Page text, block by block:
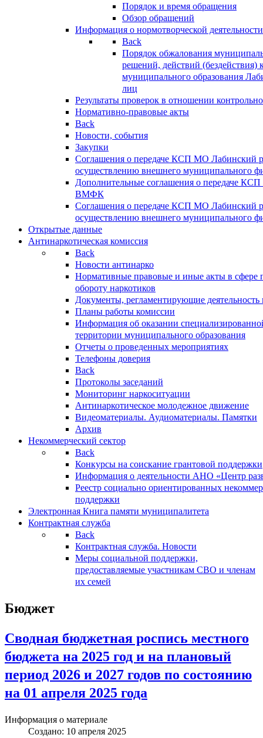
Порядок и время обращения
Обзор обращений
Информация о нормотворческой деятельности
Back
Порядок обжалования
решений, действий (бездействия)
муниципального образования
лиц
Результаты проверок в отношении
Нормативно-правовые акты
Back
Новости, события
Закупки
Соглашения о передаче КСП МО Лабинский
осуществлению внешнего муниципального
Дополнительные соглашения о передаче
ВМФК
Соглашения о передаче КСП МО Лабинский
осуществлению внешнего муниципального
Открытые данные
Антинаркотическая комиссия
Back
Новости антинарко
Нормативные правовые и иные акты в сфере
обороту наркотиков
Документы, регламентирующие деятельность
Планы работы комиссии
Информация об оказании
территории муниципального образования
Отчеты о проведенных мероприятиях
Телефоны доверия
Back
Протоколы заседаний
Мониторинг наркоситуации
Антинаркотическое молодежное движение
Видеоматериалы. Аудиоматериалы. Памятки
Архив
Некоммерческий сектор
Back
Конкурсы на соискание грантовой поддержки
Информация о деятельности АНО «Центр
Реестр социально ориентированных
поддержки
Электронная Книга памяти муниципалитета
Контрактная служба
Back
Контрактная служба. Новости
Меры социальной поддержки,
предоставляемые участникам СВО и членам
их семей
Бюджет
Сводная бюджетная роспись местного
бюджета на 2025 год и на плановый
период 2026 и 2027 годов по состоянию
на 01 апреля 2025 года
Информация о материале
Создано: 10 апреля 2025